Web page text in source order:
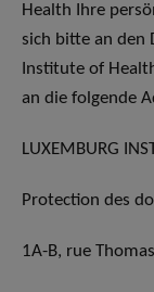
Health Ihre
sich bitte an den
Institute of
an die folgende
LUXEMBURG
Protection des
1A-B, rue